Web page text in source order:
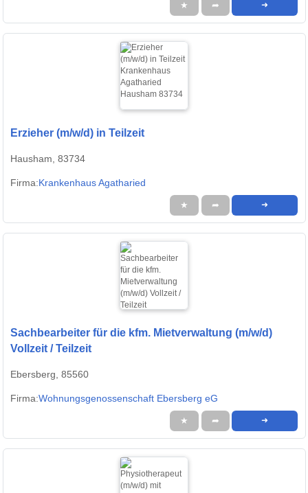
★ ➦ ➜
Erzieher (m/w/d) in Teilzeit
Hausham, 83734
Firma:Krankenhaus Agatharied
★ ➦ ➜
Sachbearbeiter für die kfm. Mietverwaltung (m/w/d)
Vollzeit / Teilzeit
Ebersberg, 85560
Firma:Wohnungsgenossenschaft Ebersberg eG
★ ➦ ➜